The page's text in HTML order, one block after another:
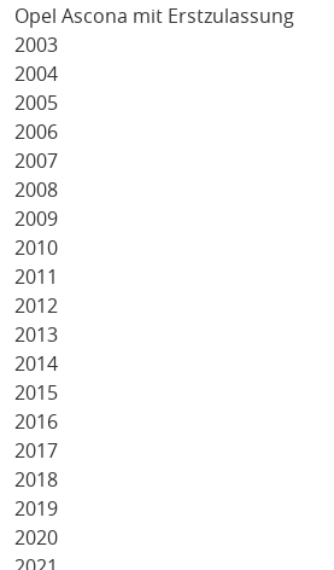
Opel Ascona mit Erstzulassung
2003
2004
2005
2006
2007
2008
2009
2010
2011
2012
2013
2014
2015
2016
2017
2018
2019
2020